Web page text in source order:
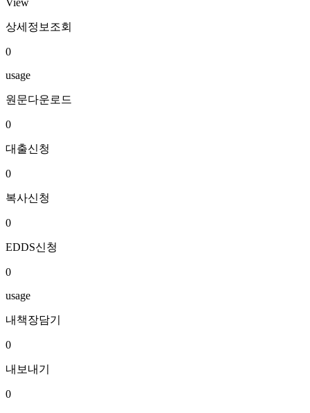
View
상세정보조회
0
usage
원문다운로드
0
대출신청
0
복사신청
0
EDDS신청
0
usage
내책장담기
0
내보내기
0